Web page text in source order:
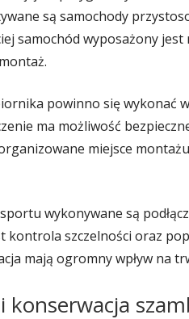
są samochody
samochód wyposażony jest
powinno się wykonać
ma możliwość
miejsce
wykonywane są
kontrola szczelności oraz
mają ogromny wpływ na
konserwacja